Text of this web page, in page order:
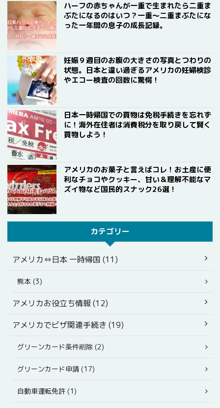
ハーフの赤ちゃんが一重で生まれたら二重ま
ぶたになるのはいつ？一重〜二重まぶたにな
った一年間の息子の成長記録。
妊娠９週目のお腹の大きさの写真とつわりの
状態。日本と違い過ぎるアメリカの妊婦検診
やエコー検査の回数に驚愕！
日本一時帰国での買物は免税手続きを忘れず
に！海外在住者は消費税分を取り戻して賢く
買物しよう！
アメリカのお菓子と言えばコレ！お土産に便
利なチョコやクッキー、甘い＆理解不能なマ
ズイ物など国民的スナック26選！
カテゴリー
アメリカ⇔日本 一時帰国 (11)
熊本 (3)
アメリカお役立ち情報 (12)
アメリカでビザ関連手続き (19)
グリーンカード条件削除 (2)
グリーンカード申請 (17)
自動車運転免許 (1)